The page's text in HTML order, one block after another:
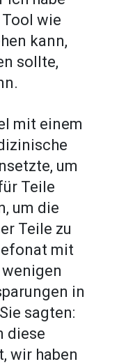
wie
kann,
sollte,
mit einem
um
Teile
um die
Teile zu
mit
in
sagten:
diese
wir haben